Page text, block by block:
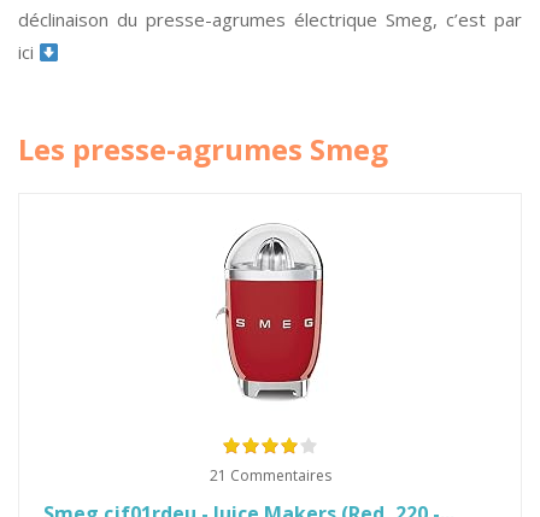
déclinaison du presse-agrumes électrique Smeg, c’est par
ici
Les presse-agrumes Smeg
21 Commentaires